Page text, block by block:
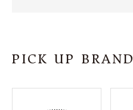
INFORMATION
ご利用ガイド
PICK UP BRAND